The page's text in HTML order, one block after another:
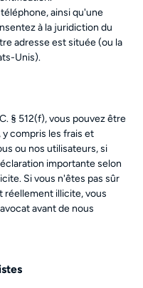
ainsi qu'une
à la juridiction du
adresse est située (ou la
Unis).
§ 512(f), vous pouvez être
compris les frais et
ou nos utilisateurs, si
importante selon
Si vous n'êtes pas sûr
réellement illicite, vous
avant de nous